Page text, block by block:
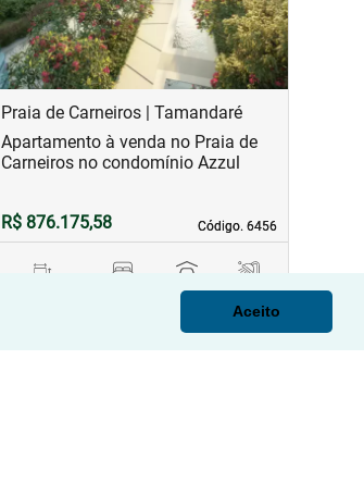
Aceito
Praia de Carneiros | Tamandaré
Código. 6456
Código. 6456
Apartamento à venda no Praia de
Carneiros no condomínio Azzul
R$ 876.175,58
2
1
banho(s)